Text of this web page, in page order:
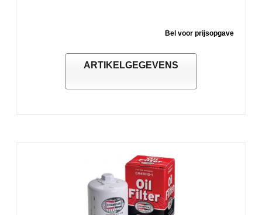
Bel voor prijsopgave
ARTIKELGEGEVENS